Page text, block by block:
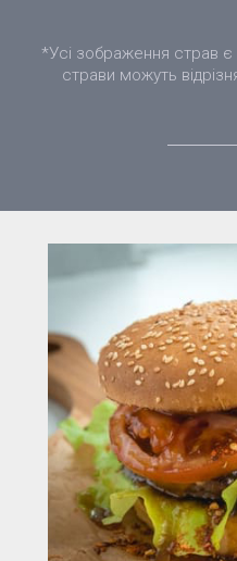
*Усі зображення страв є
страви можуть